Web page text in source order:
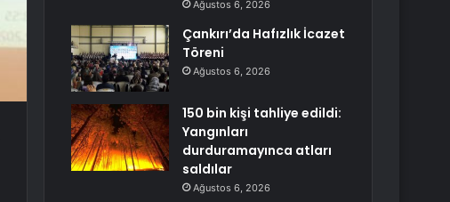
Ağustos 6, 2026
Çankırı’da Hafızlık İcazet
Töreni
Ağustos 6, 2026
150 bin kişi tahliye edildi:
Yangınları
durduramayınca atları
saldılar
Ağustos 6, 2026